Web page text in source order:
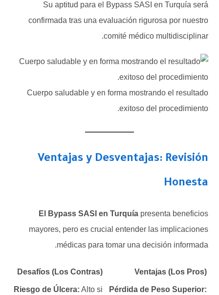
Su aptitud para el Bypass SASI en Turquía será
confirmada tras una evaluación rigurosa por nuestro
comité médico multidisciplinar.
Cuerpo saludable y en forma mostrando el resultado
exitoso del procedimiento.
Ventajas y Desventajas: Revisión
Honesta
El Bypass SASI en Turquíapresenta beneficios
mayores, pero es crucial entender las implicaciones
médicas para tomar una decisión informada.
Ventajas (Los Pros)
Desafíos (Los Contras)
Pérdida de Peso Superior:
Riesgo de Úlcera:Alto si